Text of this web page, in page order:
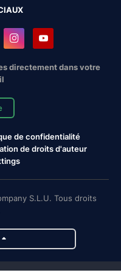
directement dans votre
de confidentialité
de droits d'auteur
S.L.U. Tous droits